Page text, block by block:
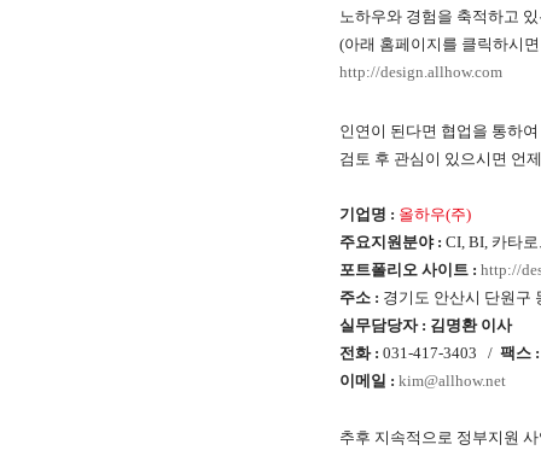
노하우와 경험을 축적하고
(아래 홈페이지를 클릭하시
http://design.allhow.com
인연이 된다면 협업을 통하
검토 후 관심이 있으시면 언
기업명 : 올하우(주)
주요지원분야 : CI, BI, 카타
포트폴리오 사이트 : http://
주소 : 경기도 안산시 단원구
실무담당자 : 김명환 이사
전화 : 031-417-3403 / 팩스
이메일 : kim@allhow.net
추후 지속적으로 정부지원